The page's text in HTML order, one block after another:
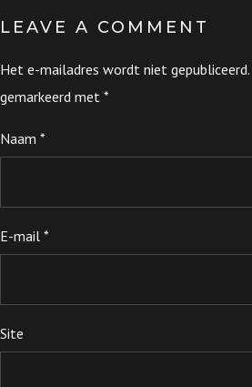
LEAVE A COMMENT
Het e-mailadres wordt niet gepubliceerd.
gemarkeerd met *
Naam *
E-mail *
Site